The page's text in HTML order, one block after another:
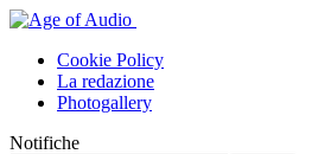
Cookie Policy
La redazione
Photogallery
Notifiche